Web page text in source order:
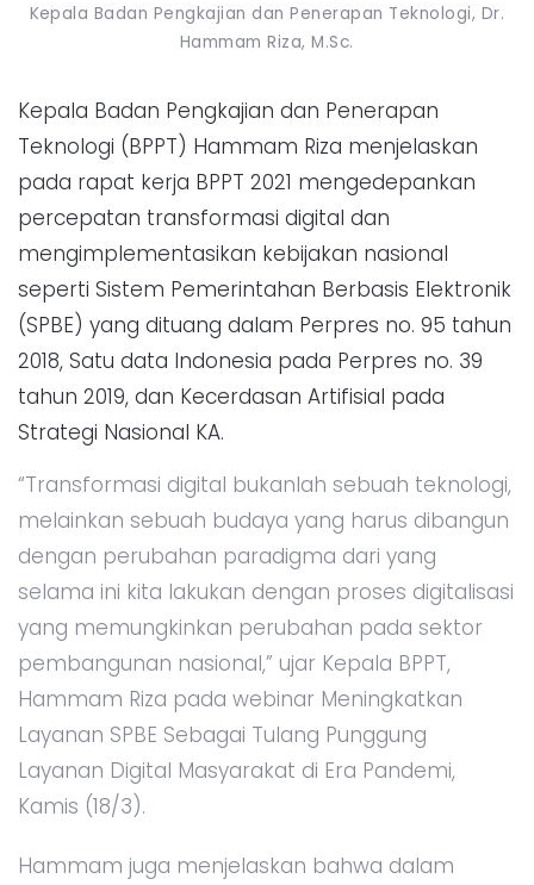
Kepala Badan Pengkajian dan Penerapan Teknologi, Dr.
Hammam Riza, M.Sc.
Kepala Badan Pengkajian dan Penerapan
Teknologi (BPPT) Hammam Riza menjelaskan
pada rapat kerja BPPT 2021 mengedepankan
percepatan transformasi digital dan
mengimplementasikan kebijakan nasional
seperti Sistem Pemerintahan Berbasis Elektronik
(SPBE) yang dituang dalam Perpres no. 95 tahun
2018, Satu data Indonesia pada Perpres no. 39
tahun 2019, dan Kecerdasan Artifisial pada
Strategi Nasional KA.
“Transformasi digital bukanlah sebuah teknologi,
melainkan sebuah budaya yang harus dibangun
dengan perubahan paradigma dari yang
selama ini kita lakukan dengan proses digitalisasi
yang memungkinkan perubahan pada sektor
pembangunan nasional,” ujar Kepala BPPT,
Hammam Riza pada webinar Meningkatkan
Layanan SPBE Sebagai Tulang Punggung
Layanan Digital Masyarakat di Era Pandemi,
Kamis (18/3).
Hammam juga menjelaskan bahwa dalam